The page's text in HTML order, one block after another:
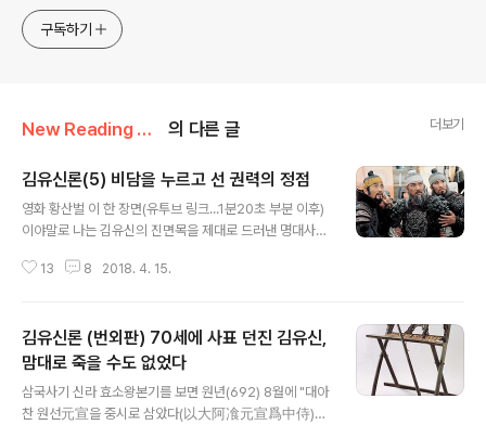
approach will be to resist any common sense or
generalized viewpoint
구독하기
New Reading of History and Histories 의 다른 글 더보기
김유신론(5) 비담을 누르고 선 권력의 정점
영화 황산벌 이 한 장면(유투브 링크...1분20초 부분 이후)
이야말로 나는 김유신의 진면목을 제대로 드러낸 명대사로
곡절을 빚었을 김덕만金德曼도 인간이면 누구나 겪는 순
렵 제법 나이가 들었을 그가 마침내 쓰러진 것이다. 재위 1
6년(647) 새해가 개막하면서 몸져 눕자, 차기 왕위계승권
자를 중심으로 권력 재편에 들어갔다. 신라 조정은 선덕과
같은 전철, 곧 또 한 명의 여주女主를 피하고자, 선덕에게
서 후사를 생산하고자 안간힘을 썼으나, 모든 노력이 수포
13 8 2018. 4. 15.
김유신론 (번외판) 70세에 사표 던진 김유신,
맘대로 죽을 수도 없었다
삼국사기 신라 효소왕본기를 보면 원년(692) 8월에 "대아
찬 원선元宣을 중시로 삼았다(以大阿飡元宣爲中侍)로